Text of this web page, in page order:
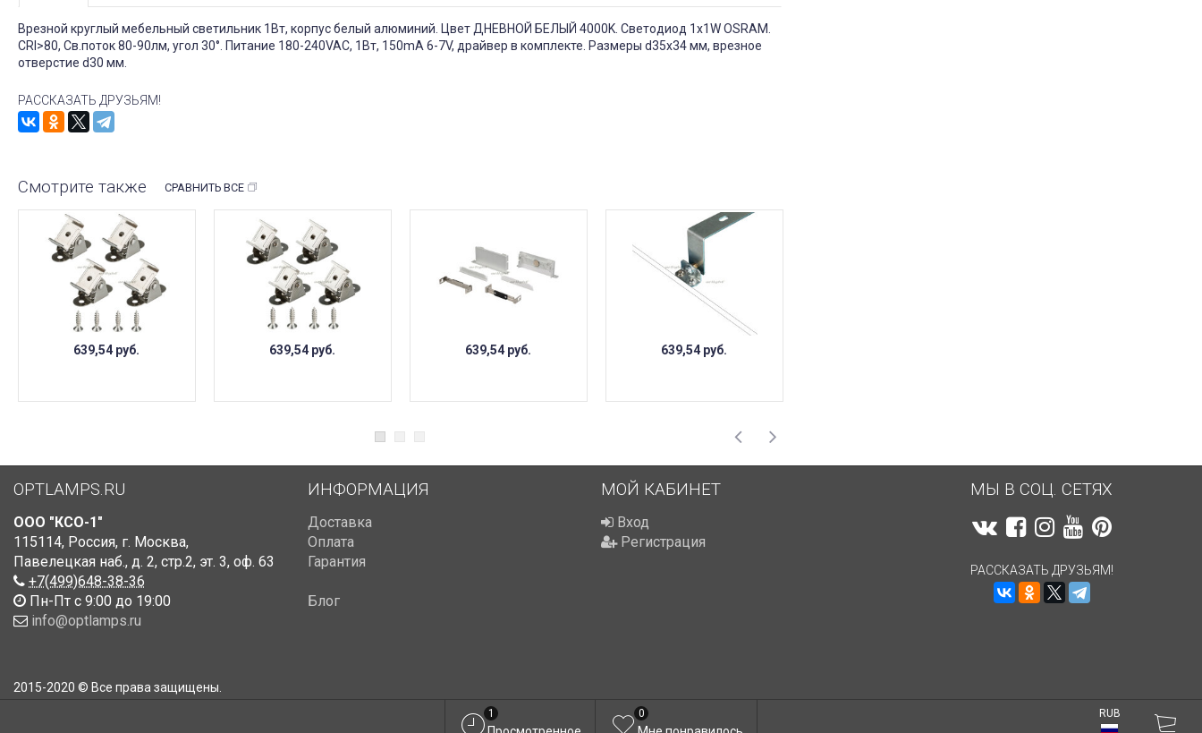
Врезной круглый мебельный светильник 1Вт, корпус белый алюминий. Цвет ДНЕВНОЙ БЕЛЫЙ 4000K. Светодиод 1х1W OSRAM.
CRI>80, Св.поток 80-90лм, угол 30°. Питание 180-240VAC, 1Вт, 150mA 6-7V, драйвер в комплекте. Размеры d35x34 мм, врезное
отверстие d30 мм.
РАССКАЗАТЬ ДРУЗЬЯМ!
Смотрите также СРАВНИТЬ ВСЕ
639,54 руб. 639,54 руб. 639,54 руб. 639,54 руб.
OPTLAMPS.RU
ООО "КСО-1"
115114, Россия, г. Москва,
Павелецкая наб., д. 2, стр.2, эт. 3, оф. 63
+7(499)648-38-36
Пн-Пт с 9:00 до 19:00
info@optlamps.ru
ИНФОРМАЦИЯ
Доставка
Оплата
Гарантия
Блог
МОЙ КАБИНЕТ
Вход
Регистрация
МЫ В СОЦ. СЕТЯХ
РАССКАЗАТЬ ДРУЗЬЯМ!
2015-2020 © Все права защищены.
1 0 RUB